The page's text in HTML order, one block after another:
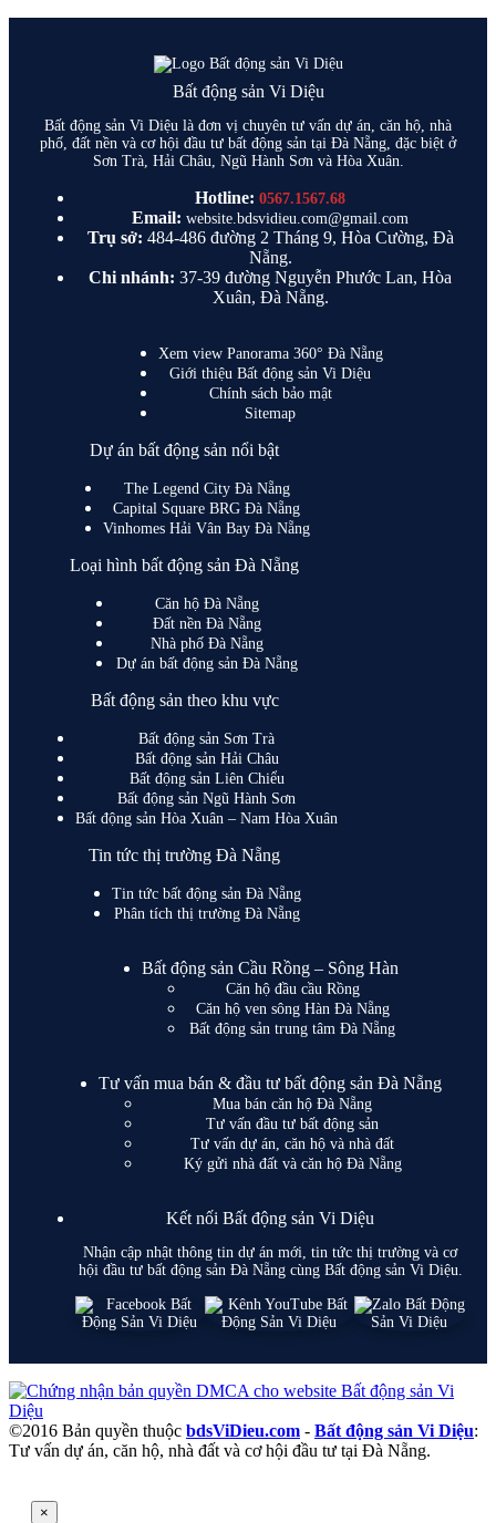
Bất động sản Vi Diệu
Bất động sản Vi Diệu là đơn vị chuyên tư vấn dự án, căn hộ, nhà
phố, đất nền và cơ hội đầu tư bất động sản tại Đà Nẵng, đặc biệt ở
Sơn Trà, Hải Châu, Ngũ Hành Sơn và Hòa Xuân.
Hotline: 0567.1567.68
Email: website.bdsvidieu.com@gmail.com
Trụ sở: 484-486 đường 2 Tháng 9, Hòa Cường, Đà
Nẵng.
Chi nhánh: 37-39 đường Nguyễn Phước Lan, Hòa
Xuân, Đà Nẵng.
Xem view Panorama 360° Đà Nẵng
Giới thiệu Bất động sản Vi Diệu
Chính sách bảo mật
Sitemap
Dự án bất động sản nổi bật
The Legend City Đà Nẵng
Capital Square BRG Đà Nẵng
Vinhomes Hải Vân Bay Đà Nẵng
Loại hình bất động sản Đà Nẵng
Căn hộ Đà Nẵng
Đất nền Đà Nẵng
Nhà phố Đà Nẵng
Dự án bất động sản Đà Nẵng
Bất động sản theo khu vực
Bất động sản Sơn Trà
Bất động sản Hải Châu
Bất động sản Liên Chiểu
Bất động sản Ngũ Hành Sơn
Bất động sản Hòa Xuân – Nam Hòa Xuân
Tin tức thị trường Đà Nẵng
Tin tức bất động sản Đà Nẵng
Phân tích thị trường Đà Nẵng
Bất động sản Cầu Rồng – Sông Hàn
Căn hộ đầu cầu Rồng
Căn hộ ven sông Hàn Đà Nẵng
Bất động sản trung tâm Đà Nẵng
Tư vấn mua bán & đầu tư bất động sản Đà Nẵng
Mua bán căn hộ Đà Nẵng
Tư vấn đầu tư bất động sản
Tư vấn dự án, căn hộ và nhà đất
Ký gửi nhà đất và căn hộ Đà Nẵng
Kết nối Bất động sản Vi Diệu
Nhận cập nhật thông tin dự án mới, tin tức thị trường và cơ
hội đầu tư bất động sản Đà Nẵng cùng Bất động sản Vi Diệu.
©2016 Bản quyền thuộc bdsViDieu.com - Bất động sản Vi Diệu:
Tư vấn dự án, căn hộ, nhà đất và cơ hội đầu tư tại Đà Nẵng.
×